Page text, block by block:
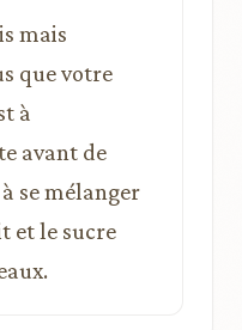
mais
que votre
à
avant de
se mélanger
et le sucre